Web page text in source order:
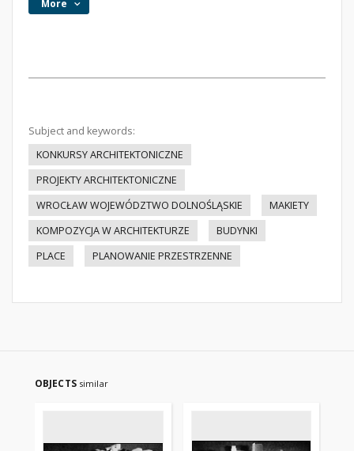
More
Subject and keywords:
KONKURSY ARCHITEKTONICZNE
PROJEKTY ARCHITEKTONICZNE
WROCŁAW WOJEWÓDZTWO DOLNOŚLĄSKIE
MAKIETY
KOMPOZYCJA W ARCHITEKTURZE
BUDYNKI
PLACE
PLANOWANIE PRZESTRZENNE
OBJECTS similar